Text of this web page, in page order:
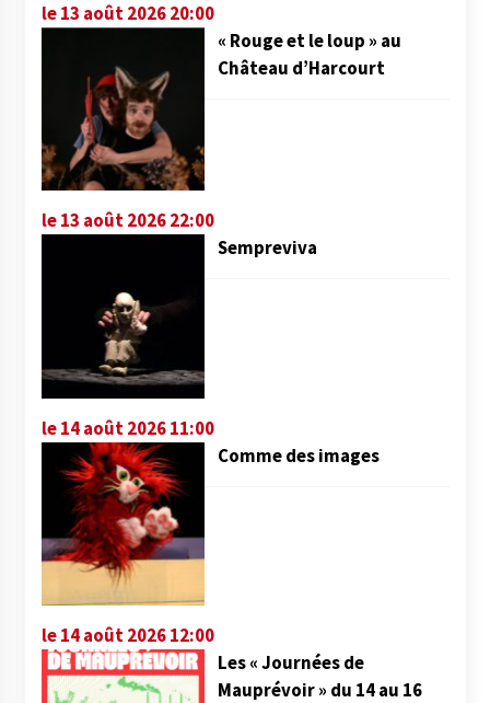
le 13 août 2026 20:00
« Rouge et le loup » au
Château d’Harcourt
le 13 août 2026 22:00
Sempreviva
le 14 août 2026 11:00
Comme des images
le 14 août 2026 12:00
Les « Journées de
Mauprévoir » du 14 au 16